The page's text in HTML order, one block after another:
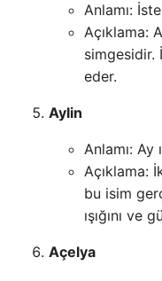
Anlamı:
Açıklama:
simgesidir.
eder.
Aylin
Anlamı: Ay
Açıklama:
bu isim
ışığını ve
Açelya